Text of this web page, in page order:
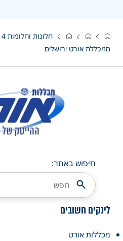
ממכללת אורט ירושלים
חיפוש באתר:
לינקים חשובים
מכללות אורט